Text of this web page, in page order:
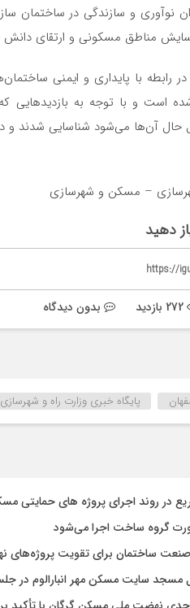
نوآوری و سازندگی در ساختمان
مناطق مسکونی و ارتقای
با پایداری و ایمنی
حال آن‌ها می‌شود شناسایی شدند و
دهید
https://
بدون دیدگاه
پایگاه خبری وزارت راه و شهرسازی
در روند اجرای پروژه های حمایتی
گروه ساخت اجرا می‌شود
صنعت ساختمان برای تقویت
سایت مسکن مهر انبارالوم در